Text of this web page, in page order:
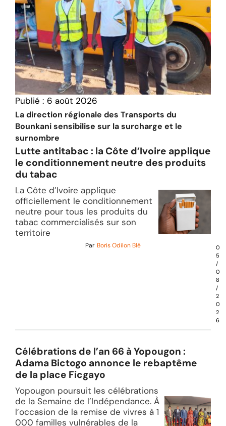
Publié : 6 août 2026
La direction régionale des Transports du
Bounkani sensibilise sur la surcharge et le
surnombre
Lutte antitabac : la Côte d’Ivoire applique
le conditionnement neutre des produits
du tabac
La Côte d’Ivoire applique
officiellement le conditionnement
neutre pour tous les produits du
tabac commercialisés sur son
territoire
Par Boris Odilon Blé
0
5
/
0
8
/
2
0
2
6
Célébrations de l’an 66 à Yopougon :
Adama Bictogo annonce le rebaptême
de la place Ficgayo
Yopougon poursuit les célébrations
de la Semaine de l’Indépendance. À
l’occasion de la remise de vivres à 1
000 familles vulnérables de la